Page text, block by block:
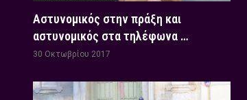
Αστυνομικός στην πράξη και
αστυνομικός στα τηλέφωνα …
30 Οκτωβρίου 2017